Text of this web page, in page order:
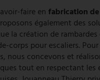
faire en fabrication
également des
la création de
corps pour escaliers.
nous concevons et
tout en respectant les